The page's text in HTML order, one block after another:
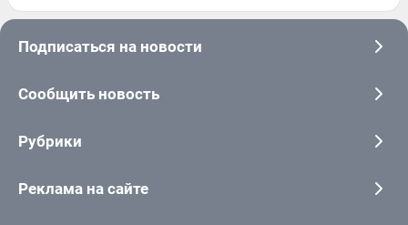
Подписаться на новости
Сообщить новость
Рубрики
Реклама на сайте